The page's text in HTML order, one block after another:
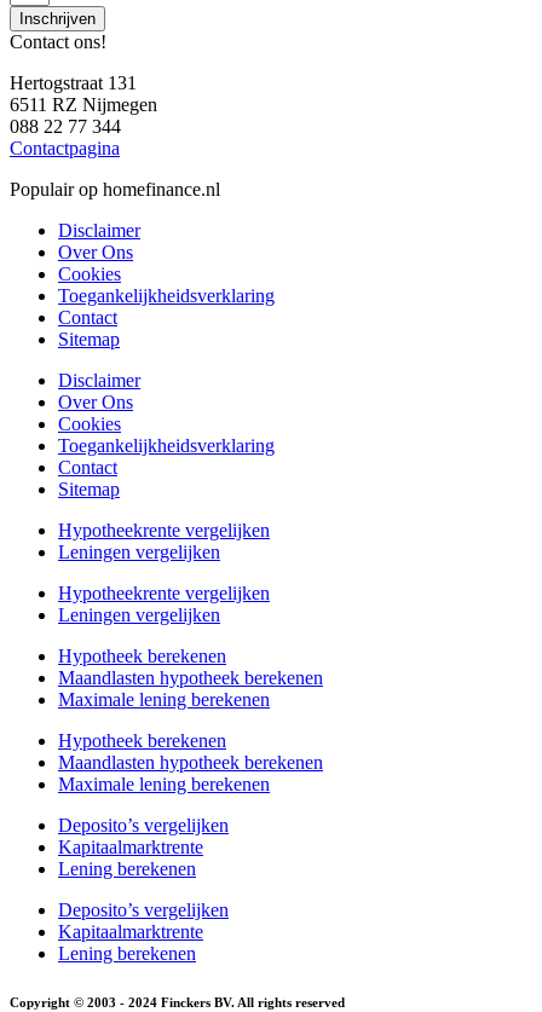
Inschrijven
Contact ons!
Hertogstraat 131
6511 RZ Nijmegen
088 22 77 344
Contactpagina
Populair op homefinance.nl
Disclaimer
Over Ons
Cookies
Toegankelijkheidsverklaring
Contact
Sitemap
Disclaimer
Over Ons
Cookies
Toegankelijkheidsverklaring
Contact
Sitemap
Hypotheekrente vergelijken
Leningen vergelijken
Hypotheekrente vergelijken
Leningen vergelijken
Hypotheek berekenen
Maandlasten hypotheek berekenen
Maximale lening berekenen
Hypotheek berekenen
Maandlasten hypotheek berekenen
Maximale lening berekenen
Deposito’s vergelijken
Kapitaalmarktrente
Lening berekenen
Deposito’s vergelijken
Kapitaalmarktrente
Lening berekenen
Copyright © 2003 - 2024 Finckers BV. All rights reserved